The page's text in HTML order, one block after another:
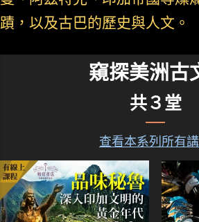
蹟，以及古巴的歷史與人文。
窺探美洲古
共３堂
查看本系列所有